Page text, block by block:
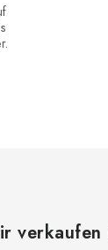
verkaufen